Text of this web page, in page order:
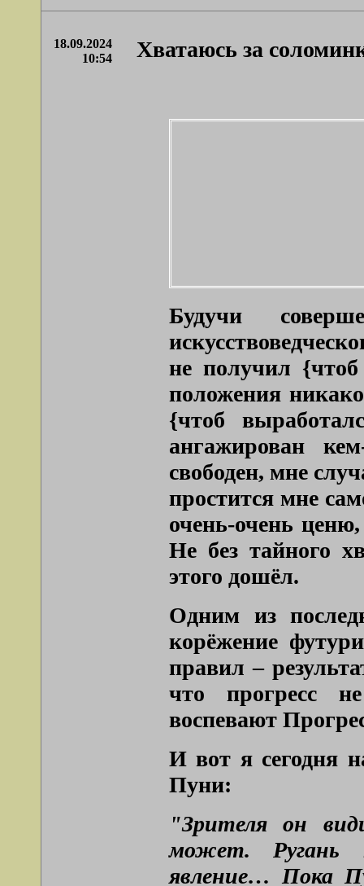
18.09.2024
10:54
Хватаюсь за
Будучи
не получил
положения
{чтоб
ангажирован
свободен, мне
простится мне
очень-очень
Не без тайного
этого дошёл.
Одним из
корёжение
правил –
что прогресс
воспевают
И вот я сегодня
Пуни:
"Зрителя он
может. Ругань
явление… Пока